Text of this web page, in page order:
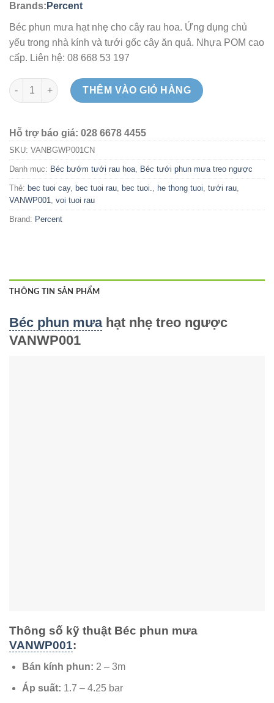
Brands: Percent
Béc phun mưa hạt nhẹ cho cây rau hoa. Ứng dụng chủ
yếu trong nhà kính và tưới gốc cây ăn quả. Nhựa POM cao
cấp. Liên hệ: 08 668 53 197
Béc phun mưa hạt nhẹ treo ngược - Percent số lượng
THÊM VÀO GIỎ HÀNG
Hỗ trợ báo giá: 028 6678 4455
SKU: VANBGWP001CN
Danh mục: Béc bướm tưới rau hoa Béc tưới phun mưa treo ngược
Thẻ: bec tuoi cay, bec tuoi rau bec tuoi. he thong tuoi tưới rau
VANWP001
voi tuoi rau
Brand: Percent
THÔNG TIN SẢN PHẨM
Béc phun mưahạt nhẹ treo ngược
VANWP001
Thông số kỹ thuật Béc phun mưa
VANWP001:
Bán kính phun: 2 – 3m
Áp suất: 1.7 – 4.25 bar